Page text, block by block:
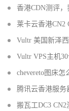
香港CDN测评，
莱卡云香港CN2
Vultr 美国新泽
Vultr VPS主机
chevereto图床怎
腾讯云香港服务
搬瓦工DC3